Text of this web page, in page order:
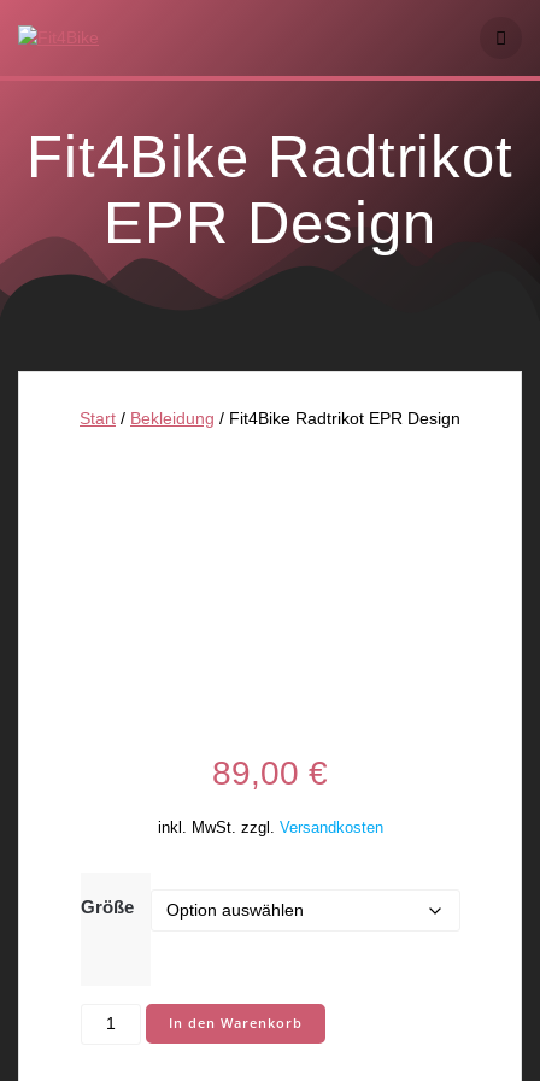
Fit4Bike Radtrikot
EPR Design
Start / Bekleidung / Fit4Bike Radtrikot EPR Design
89,00 €
inkl. MwSt. zzgl. Versandkosten
Größe
Fit4Bike
Radtrikot
In den Warenkorb